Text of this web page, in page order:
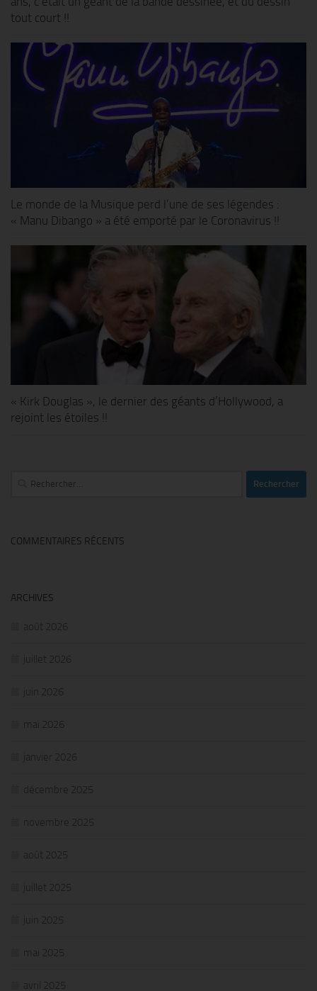
tout court !!
Le monde de la Musique perd l’une de ses légendes :
« Manu Dibango » a été emporté par le Coronavirus !!
« Kirk Douglas », le dernier des géants d’Hollywood, a
rejoint les étoiles !!
Rechercher :
COMMENTAIRES RÉCENTS
ARCHIVES
août 2026
juillet 2026
juin 2026
mai 2026
janvier 2026
décembre 2025
novembre 2025
août 2025
juillet 2025
juin 2025
mai 2025
avril 2025